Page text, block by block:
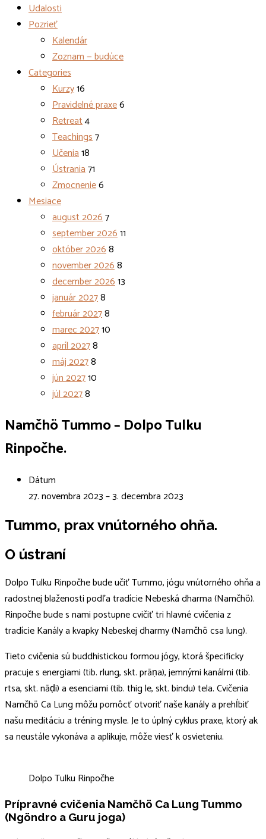
Udalosti
Pozrieť
Kalendár
Zoznam — budúce
Categories
Kurzy16
Pravidelné praxe6
Retreat4
Teachings7
Učenia18
Ústrania71
Zmocnenie6
Mesiace
august 20267
september 202611
október 20268
november 20268
december 202613
január 20278
február 20278
marec 202710
apríl 20278
máj 20278
jún 202710
júl 20278
Namčhö Tummo – Dolpo Tulku
Rinpočhe.
Dátum
27. novembra 2023 – 3. decembra 2023
Tummo, prax vnútorného ohňa.
O ústraní
Dolpo Tulku Rinpočhe bude učiť Tummo, jógu vnútorného ohňa a
radostnej blaženosti podľa tradície Nebeská dharma (Namčhö).
Rinpočhe bude s nami postupne cvičiť tri hlavné cvičenia z
tradície Kanály a kvapky Nebeskej dharmy (Namčhö csa lung).
Tieto cvičenia sú buddhistickou formou jógy, ktorá špecificky
pracuje s energiami (tib. rlung, skt. prāṇa), jemnými kanálmi (tib.
rtsa, skt. nāḍi) a esenciami (tib. thig le, skt. bindu) tela. Cvičenia
Namčhö Ca Lung môžu pomôcť otvoriť naše kanály a prehĺbiť
našu meditáciu a tréning mysle. Je to úplný cyklus praxe, ktorý ak
sa neustále vykonáva a aplikuje, môže viesť k osvieteniu.
Dolpo Tulku Rinpočhe
Prípravné cvičenia Namčhö Ca Lung Tummo
(Ngöndro a Guru joga)